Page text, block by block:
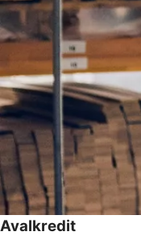
Avalkredit